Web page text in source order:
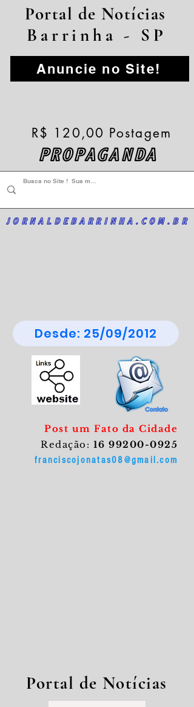
Anuncie no Site!
PROPAGANDA
R$ 120,00 Postagem
JORNALDEBARRINHA.COM.BR
Barrinha - SP
Desde: 25/09/2012
Post um Fato da Cidade
Redação: 16 99200-0925
franciscojonatas08@gmail.com
Portal de Notícias
Portal de Notícias